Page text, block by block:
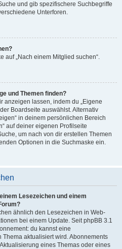
und gib spezifischere Suchbegriffe
Unterforen.
auf „Nach einem Mitglied suchen“.
und Themen finden?
anzeigen lassen, indem du „Eigene
Boardseite auswählst. Alternativ
in deinem persönlichen Bereich
auf deiner eigenen Profilseite
um nach von dir erstellen Themen
Optionen in die Suchmaske ein.
Lesezeichen und einem
ähnlich den Lesezeichen in Web-
bei einem Update. Seit phpBB 3.1
du kannst eine
aktualisiert wird. Abonnements
eines Themas oder eines